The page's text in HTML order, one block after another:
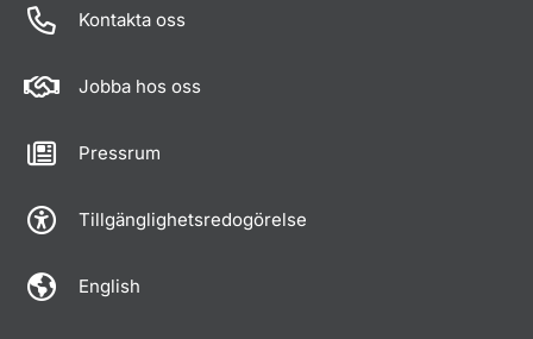
Kontakta oss
Jobba hos oss
Pressrum
Tillgänglighetsredogörelse
English